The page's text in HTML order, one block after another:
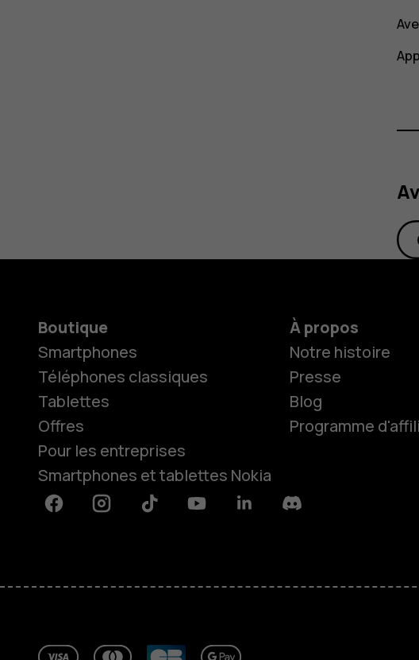
À propos
Boutique
Smartphones
Téléphones classiques
Tablettes
Offres
Pour les entreprises
Smartphones et tablettes Nokia
À propos
Notre histoire
Presse
Blog
Programme
FacebookInstagramTiktok YoutubeLinkedinDiscord